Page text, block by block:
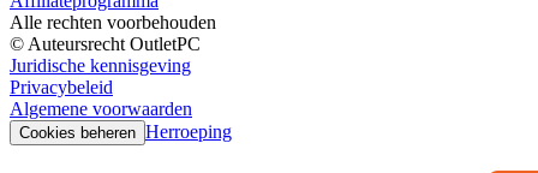
Alle rechten voorbehouden
© Auteursrecht OutletPC
Juridische kennisgeving
Privacybeleid
Algemene voorwaarden
Cookies beheren Herroeping